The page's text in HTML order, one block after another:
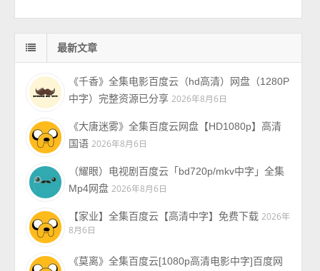
最新文章
《千香》全集电影百度云（hd高清）网盘（1280P
中字）完整资源已分享 2026年8月6日
《大唐迷雾》全集百度云网盘【HD1080p】高清
国语 2026年8月6日
（耀眼）电视剧百度云「bd720p/mkv中字」全集
Mp4网盘 2026年8月6日
【家业】全集百度云【高清中字】免费下载 2026年
8月6日
《莫离》全集百度云[1080p高清电影中字]百度网